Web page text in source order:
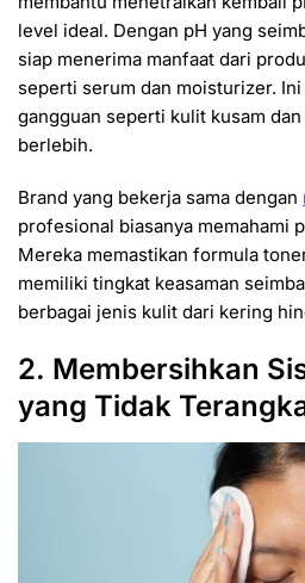
level ideal. Dengan pH yang
siap menerima manfaat dari
seperti serum dan moisturizer.
gangguan seperti kulit kusam
berlebih.
Brand yang bekerja sama dengan
profesional biasanya memahami
Mereka memastikan formula
memiliki tingkat keasaman
berbagai jenis kulit dari kering
2. Membersihkan
yang Tidak